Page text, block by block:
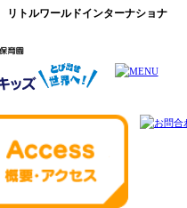
トルワールドインターナショナ